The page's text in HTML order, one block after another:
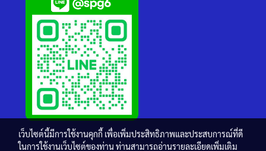
เว็บไซต์นี้มีการใช้งานคุกกี้ เพื่อเพิ่มประสิทธิภาพและประสบการณ์ที่ดี
ในการใช้งานเว็บไซต์ของท่าน ท่านสามารถอ่านรายละเอียดเพิ่มเติม